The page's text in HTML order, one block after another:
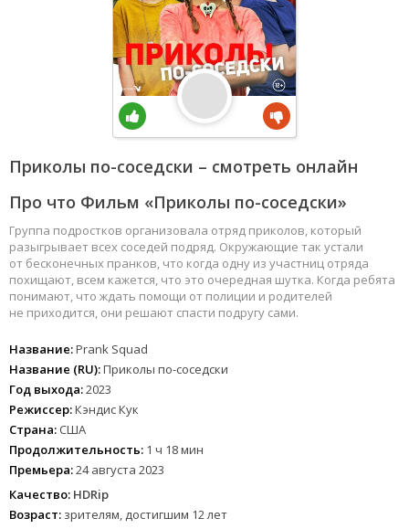
Приколы по-соседски – смотреть онлайн
Про что Фильм «Приколы по-соседски»
Группа подростков организовала отряд приколов, который
разыгрывает всех соседей подряд. Окружающие так устали
от бесконечных пранков, что когда одну из участниц отряда
похищают, всем кажется, что это очередная шутка. Когда ребята
понимают, что ждать помощи от полиции и родителей
не приходится, они решают спасти подругу сами.
Название:Prank Squad
Название (RU):Приколы по-соседски
Год выхода:2023
Режиссер:Кэндис Кук
Страна: США
Продолжительность: 1 ч 18 мин
Премьера:24 августа 2023
Качество: HDRip
Возраст: зрителям, достигшим 12 лет